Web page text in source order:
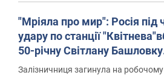
"Мріяла про мир": Росія під
удару по станції
50-річну Світлану
Залізничниця загинула на робочому